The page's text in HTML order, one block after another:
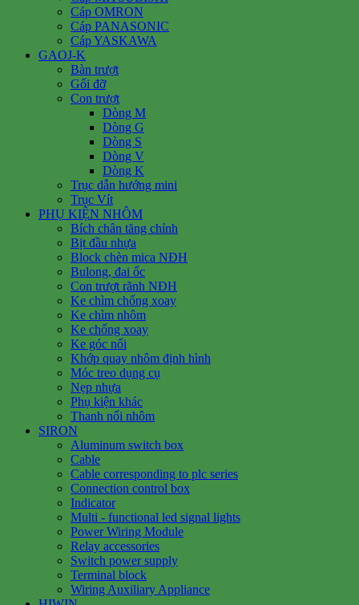
Cáp OMRON
Cáp PANASONIC
Cáp YASKAWA
GAOJ-K
Bàn trượt
Gối đỡ
Con trượt
Dòng M
Dòng G
Dòng S
Dòng V
Dòng K
Trục dẫn hướng mini
Trục Vít
PHỤ KIỆN NHÔM
Bích chân tăng chỉnh
Bịt đầu nhựa
Block chèn mica NĐH
Bulong, đai ốc
Con trượt rãnh NĐH
Ke chìm chống xoay
Ke chìm nhôm
Ke chống xoay
Ke góc nổi
Khớp quay nhôm định hình
Móc treo dụng cụ
Nẹp nhựa
Phụ kiện khác
Thanh nối nhôm
SIRON
Aluminum switch box
Cable
Cable corresponding to plc series
Connection control box
Indicator
Multi - functional led signal lights
Power Wiring Module
Relay accessories
Switch power supply
Terminal block
Wiring Auxiliary Appliance